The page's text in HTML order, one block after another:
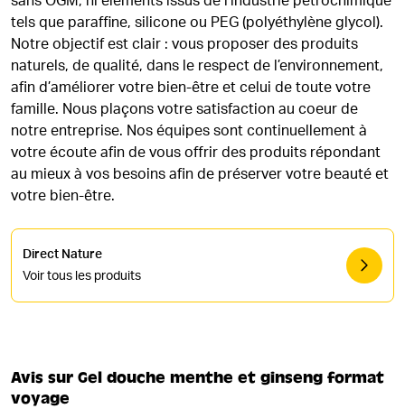
tels que paraffine, silicone ou PEG (polyéthylène glycol).
Notre objectif est clair : vous proposer des produits
naturels, de qualité, dans le respect de l’environnement,
afin d’améliorer votre bien-être et celui de toute votre
famille. Nous plaçons votre satisfaction au coeur de
notre entreprise. Nos équipes sont continuellement à
votre écoute afin de vous offrir des produits répondant
au mieux à vos besoins afin de préserver votre beauté et
votre bien-être.
Direct Nature
Voir tous les produits
Avis sur Gel douche menthe et ginseng format
voyage